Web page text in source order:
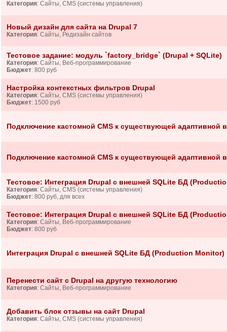
Категория: Сайты, CMS (системы управления)
Новый дизайн для сайта на Drupal 7
Категория: Сайты, Редизайн сайтов
Тестовое задание: модуль `factory_bridge` (Drupal + SQLite)
Категория: Сайты, Веб-программирование
Бюджет: 800 руб
Настройка контекстных фильтров Drupal
Категория: Сайты, CMS (системы управления)
Бюджет: 1500 руб
Подключение кастомной CMS к существующей адаптивной
Подключение кастомной CMS к существующей адаптивной
Тестовое: Интеграция Drupal с внешней SQLite БД
Категория: Сайты, CMS (системы управления)
Бюджет: 800 руб, для всех
Тестовое: Интеграция Drupal с внешней SQLite БД
Категория: Сайты, Веб-программирование
Бюджет: 800 руб
Интеграция Drupal с внешней SQLite БД (Production Monitor)
Перенести сайт с Drupal на другую технологию
Категория: Сайты, Веб-программирование
Добавить блок отзывы на сайт Drupal
Категория: Сайты, CMS (системы управления)